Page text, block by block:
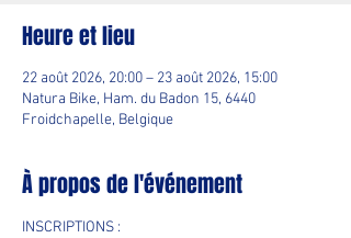
Heure et lieu
22 août 2026, 20:00 – 23 août 2026, 15:00
Natura Bike, Ham. du Badon 15, 6440
Froidchapelle, Belgique
À propos de l'événement
INSCRIPTIONS :